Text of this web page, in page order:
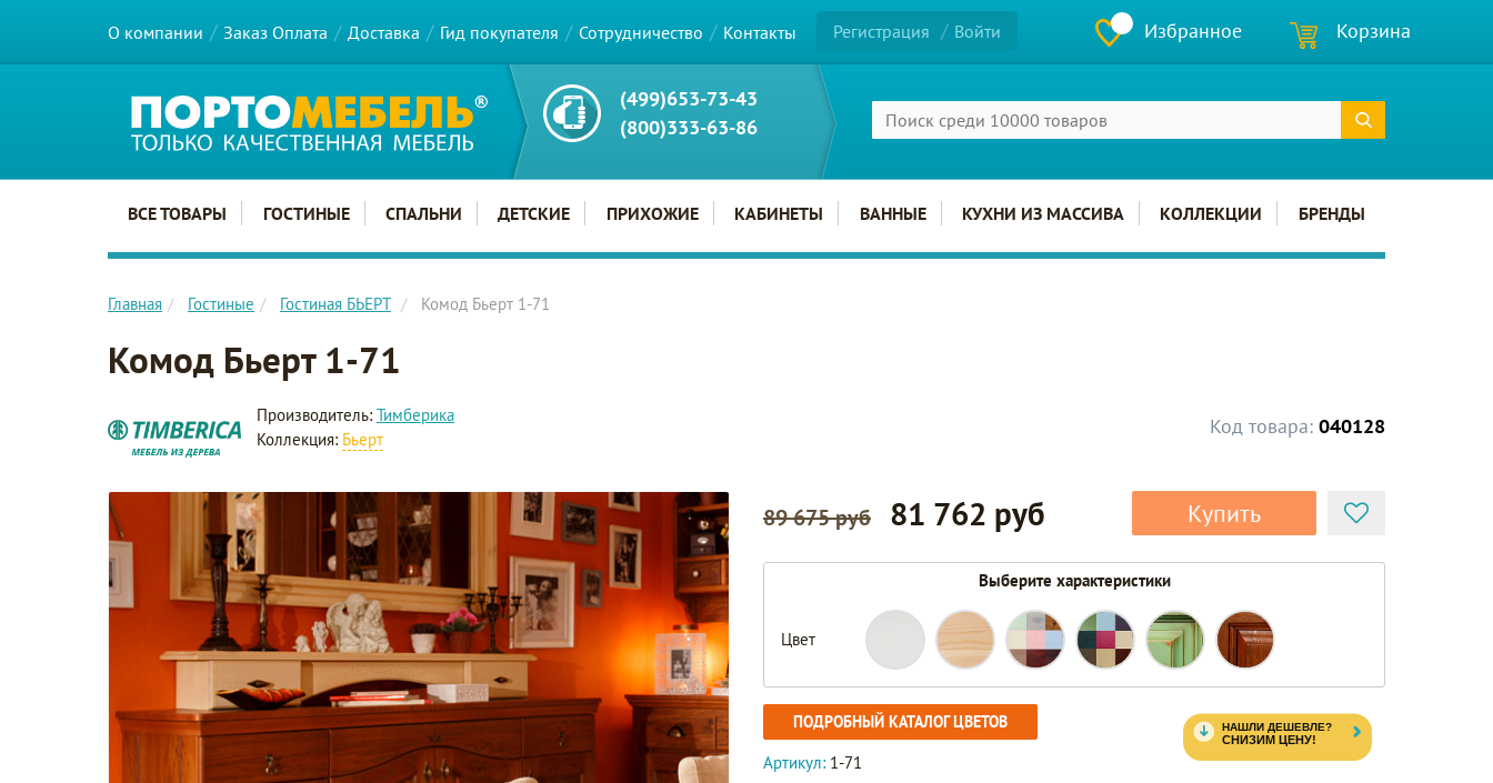
О компании Заказ Оплата Доставка Гид покупателя Сотрудничество Контакты Регистрация Войти Избранное Корзина
(499)653-73-43
(800)333-63-86
Главное меню сайта
ВСЕ ТОВАРЫ ГОСТИНЫЕ СПАЛЬНИ ДЕТСКИЕ ПРИХОЖИЕ КАБИНЕТЫ ВАННЫЕ КУХНИ ИЗ МАССИВА КОЛЛЕКЦИИ БРЕНДЫ
Главная Гостиные Гостиная БЬЕРТ Комод Бьерт 1-71
Комод Бьерт 1-71
Код товара: 040128
Производитель: Тимберика
Коллекция: Бьерт
89 675 руб 81 762 руб Купить
Выберите характеристики
Цвет
ПОДРОБНЫЙ КАТАЛОГ ЦВЕТОВ
Артикул: 1-71